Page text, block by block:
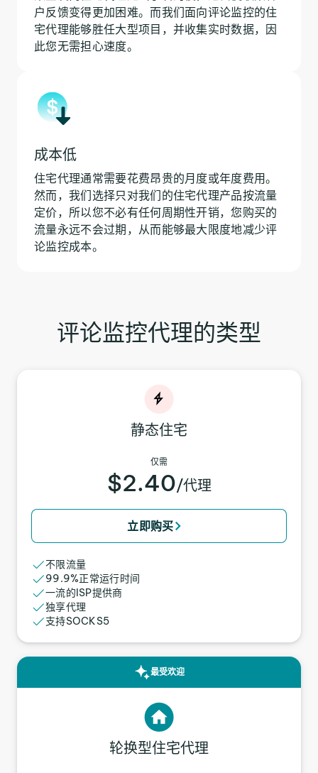
户反馈变得更加困难。而我们面向评论监控的住
宅代理能够胜任大型项目，并收集实时数据，因
此您无需担心速度。
成本低
住宅代理通常需要花费昂贵的月度或年度费用。
然而，我们选择只对我们的住宅代理产品按流量
定价，所以您不必有任何周期性开销，您购买的
流量永远不会过期，从而能够最大限度地减少评
论监控成本。
评论监控代理的类型
静态住宅
仅需
$2.40/代理
立即购买
不限流量
99.9%正常运行时间
一流的ISP提供商
独享代理
支持SOCKS5
最受欢迎
轮换型住宅代理